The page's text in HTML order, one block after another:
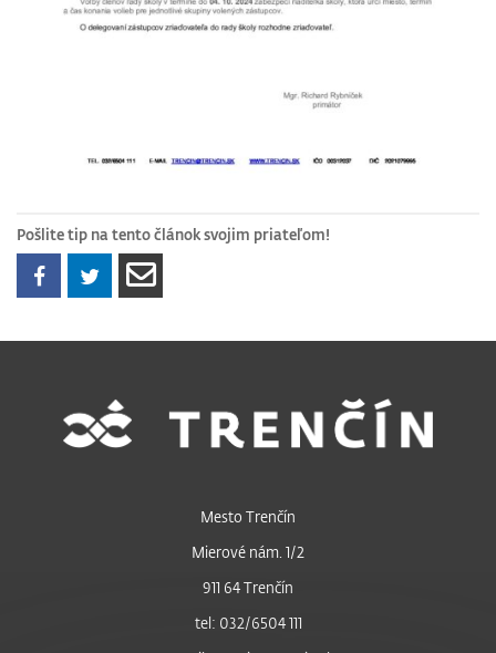
Pošlite tip na tento článok svojim priateľom!
Mesto Trenčín
Mierové nám. 1/2
911 64 Trenčín
tel: 032/6504 111